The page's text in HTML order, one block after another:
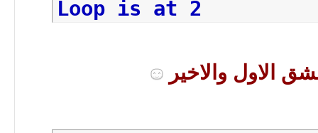
Loop is at 2
Loop is at 4